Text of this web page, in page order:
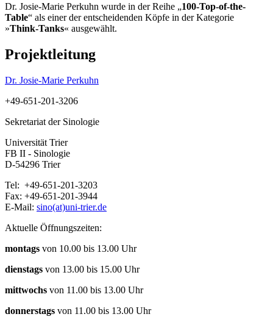
Dr. Josie-Marie Perkuhn wurde in der Reihe „100-Top-of-the-
Table“ als einer der entscheidenden Köpfe in der Kategorie
»Think-Tanks« ausgewählt.
Projektleitung
Dr. Josie-Marie Perkuhn
+49-651-201-3206
Sekretariat der Sinologie
Universität Trier
FB II - Sinologie
D-54296 Trier
Tel: +49-651-201-3203
Fax: +49-651-201-3944
E-Mail: sino(at)uni-trier.de
Aktuelle Öffnungszeiten:
montags von 10.00 bis 13.00 Uhr
dienstags von 13.00 bis 15.00 Uhr
mittwochs von 11.00 bis 13.00 Uhr
donnerstags von 11.00 bis 13.00 Uhr